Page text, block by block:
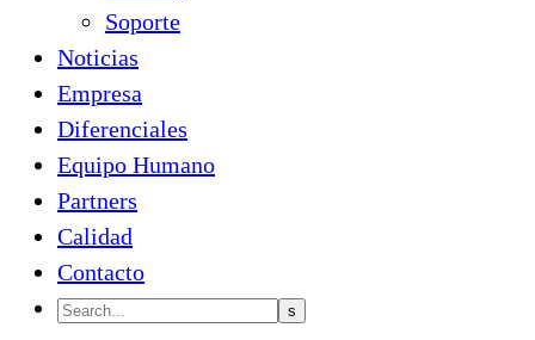
Soporte
Noticias
Empresa
Diferenciales
Equipo Humano
Partners
Calidad
Contacto